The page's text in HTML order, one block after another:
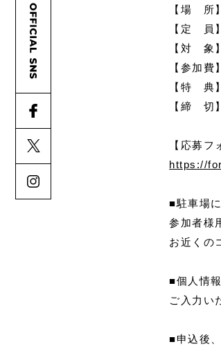
【場 所
【定 員
【対 象
【参加費
【特 典
【締 切
【応募フ
https://
■駐車場
参加者様
お近くの
■個人情
ご入力い
■申込後